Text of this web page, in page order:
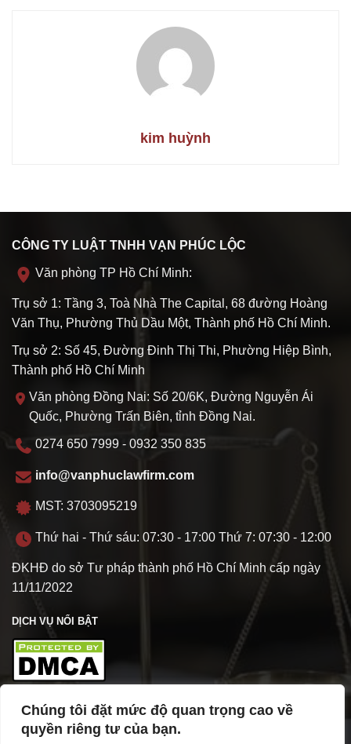
Chúng tôi đặt mức độ quan trọng cao về
quyền riêng tư của bạn.
kim huỳnh
CÔNG TY LUẬT TNHH VẠN PHÚC LỘC
Văn phòng TP Hồ Chí Minh:
Trụ sở 1: Tầng 3, Toà Nhà The Capital, 68 đường Hoàng
Văn Thụ, Phường Thủ Dầu Một, Thành phố Hồ Chí Minh.
Trụ sở 2: Số 45, Đường Đinh Thị Thi, Phường Hiệp Bình,
Thành phố Hồ Chí Minh
Văn phòng Đồng Nai: Số 20/6K, Đường Nguyễn Ái
Quốc, Phường Trấn Biên, tỉnh Đồng Nai.
0274 650 7999 - 0932 350 835
info@vanphuclawfirm.com
MST: 3703095219
Thứ hai - Thứ sáu: 07:30 - 17:00 Thứ 7: 07:30 - 12:00
ĐKHĐ do sở Tư pháp thành phố Hồ Chí Minh cấp ngày
11/11/2022
DỊCH VỤ NỔI BẬT
TÌM HIỂU VỀ VPL